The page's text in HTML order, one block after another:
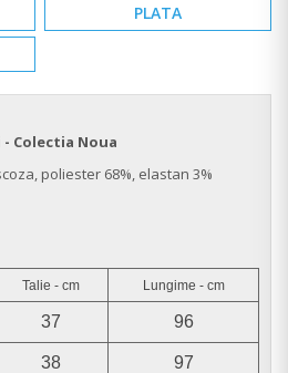
PLATA
Colectia Noua
poliester 68%, elastan 3%
Talie - cm Lungime - cm
37 96
38 97